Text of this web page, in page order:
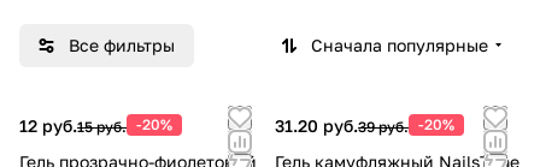
Все фильтры Сначала популярные
12 руб.15 руб. -20%
Гель прозрачно-фиолетовый
31.20 руб.39 руб. -20%
Гель камуфляжный NailsTime